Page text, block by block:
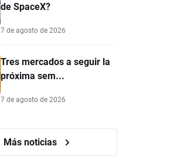
de SpaceX?
7 de agosto de 2026
Tres mercados a seguir la
próxima sem...
7 de agosto de 2026
Más noticias